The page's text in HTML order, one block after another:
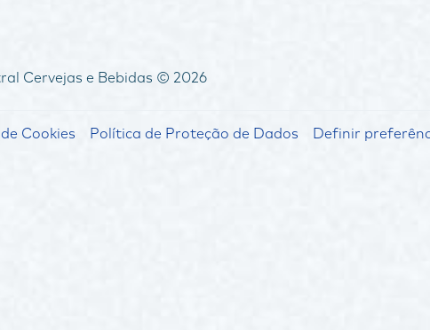
Cervejas e Bebidas © 2026
Cookies Política de Proteção de Dados Definir